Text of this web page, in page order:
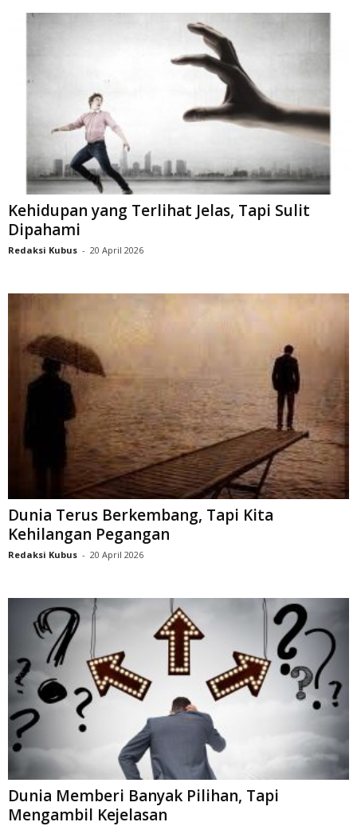
Kehidupan yang Terlihat Jelas, Tapi Sulit
Dipahami
Redaksi Kubus - 20 April 2026
Dunia Terus Berkembang, Tapi Kita
Kehilangan Pegangan
Redaksi Kubus - 20 April 2026
Dunia Memberi Banyak Pilihan, Tapi
Mengambil Kejelasan